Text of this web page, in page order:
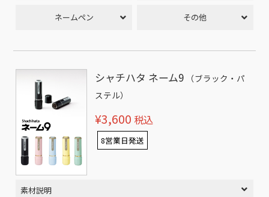
ネームペン その他
シャチハタ ネーム9
（ブラック・パ
ステル）
¥3,600 税込
8営業日発送
素材説明